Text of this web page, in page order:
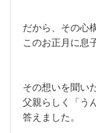
だから、その心
このお正月に息
その想いを聞い
父親らしく「う
答えました。